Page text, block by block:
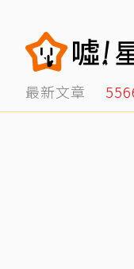
最新文章